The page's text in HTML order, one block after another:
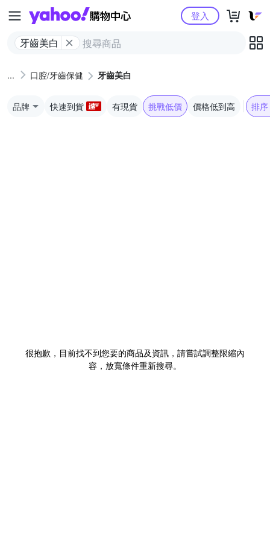
Yahoo購物中心
牙齒美白
登入
口腔/牙齒保健 牙齒美白
品牌 快速到貨 有現貨 挑戰低價 價格低到高 排序
很抱歉，目前找不到您要的商品及資訊，請嘗試調整限縮內
容，放寬條件重新搜尋。